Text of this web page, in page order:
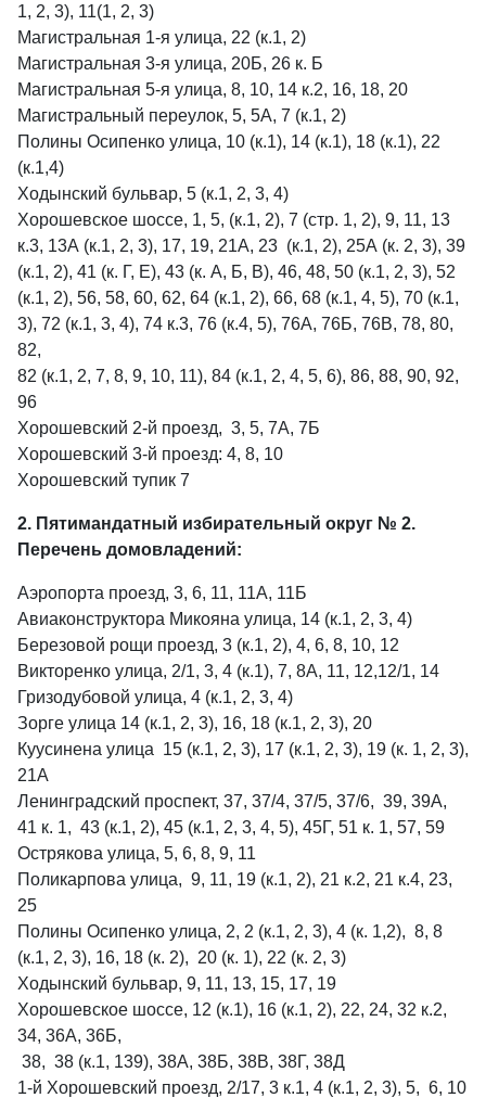
1, 2, 3), 11(1, 2, 3)
Магистральная 1-я улица, 22 (к.1, 2)
Магистральная 3-я улица, 20Б, 26 к. Б
Магистральная 5-я улица, 8, 10, 14 к.2, 16, 18, 20
Магистральный переулок, 5, 5А, 7 (к.1, 2)
Полины Осипенко улица, 10 (к.1), 14 (к.1), 18 (к.1), 22
(к.1,4)
Ходынский бульвар, 5 (к.1, 2, 3, 4)
Хорошевское шоссе, 1, 5, (к.1, 2), 7 (стр. 1, 2), 9, 11, 13
к.3, 13А (к.1, 2, 3), 17, 19, 21А, 23 (к.1, 2), 25А (к. 2, 3), 39
(к.1, 2), 41 (к. Г, Е), 43 (к. А, Б, В), 46, 48, 50 (к.1, 2, 3), 52
(к.1, 2), 56, 58, 60, 62, 64 (к.1, 2), 66, 68 (к.1, 4, 5), 70 (к.1,
3), 72 (к.1, 3, 4), 74 к.3, 76 (к.4, 5), 76А, 76Б, 76В, 78, 80,
82,
82 (к.1, 2, 7, 8, 9, 10, 11), 84 (к.1, 2, 4, 5, 6), 86, 88, 90, 92,
96
Хорошевский 2-й проезд, 3, 5, 7А, 7Б
Хорошевский 3-й проезд: 4, 8, 10
Хорошевский тупик 7
2. Пятимандатный избирательный округ № 2.
Перечень домовладений:
Аэропорта проезд, 3, 6, 11, 11А, 11Б
Авиаконструктора Микояна улица, 14 (к.1, 2, 3, 4)
Березовой рощи проезд, 3 (к.1, 2), 4, 6, 8, 10, 12
Викторенко улица, 2/1, 3, 4 (к.1), 7, 8А, 11, 12,12/1, 14
Гризодубовой улица, 4 (к.1, 2, 3, 4)
Зорге улица 14 (к.1, 2, 3), 16, 18 (к.1, 2, 3), 20
Куусинена улица 15 (к.1, 2, 3), 17 (к.1, 2, 3), 19 (к. 1, 2, 3),
21А
Ленинградский проспект, 37, 37/4, 37/5, 37/6, 39, 39А,
41 к. 1, 43 (к.1, 2), 45 (к.1, 2, 3, 4, 5), 45Г, 51 к. 1, 57, 59
Острякова улица, 5, 6, 8, 9, 11
Поликарпова улица, 9, 11, 19 (к.1, 2), 21 к.2, 21 к.4, 23,
25
Полины Осипенко улица, 2, 2 (к.1, 2, 3), 4 (к. 1,2), 8, 8
(к.1, 2, 3), 16, 18 (к. 2), 20 (к. 1), 22 (к. 2, 3)
Ходынский бульвар, 9, 11, 13, 15, 17, 19
Хорошевское шоссе, 12 (к.1), 16 (к.1, 2), 22, 24, 32 к.2,
34, 36А, 36Б,
38, 38 (к.1, 139), 38А, 38Б, 38В, 38Г, 38Д
1-й Хорошевский проезд, 2/17, 3 к.1, 4 (к.1, 2, 3), 5, 6, 10